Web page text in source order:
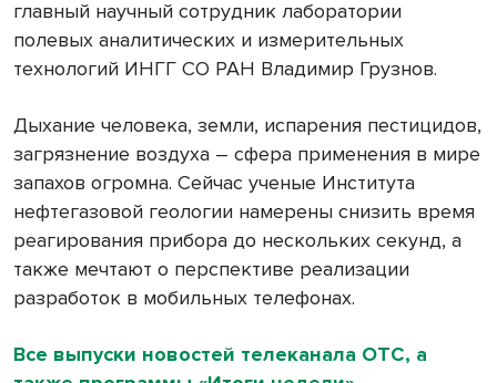
главный научный сотрудник лаборатории
полевых аналитических и измерительных
технологий ИНГГ СО РАН Владимир Грузнов.
Дыхание человека, земли, испарения пестицидов,
загрязнение воздуха – сфера применения в мире
запахов огромна. Сейчас ученые Института
нефтегазовой геологии намерены снизить время
реагирования прибора до нескольких секунд, а
также мечтают о перспективе реализации
разработок в мобильных телефонах.
Все выпуски новостей телеканала ОТС, а